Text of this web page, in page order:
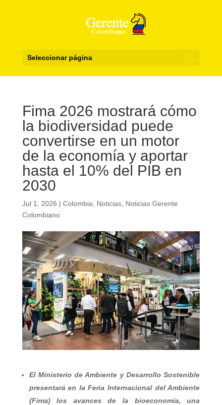
Seleccionar página
Fima 2026 mostrará cómo
la biodiversidad puede
convertirse en un motor
de la economía y aportar
hasta el 10% del PIB en
2030
Jul 1, 2026 | Colombia Noticias, Noticias Gerente
Colombiano
El Ministerio de Ambiente y Desarrollo Sostenible
presentará en la Feria Internacional del Ambiente
(Fima) los avances de la bioeconomía, una